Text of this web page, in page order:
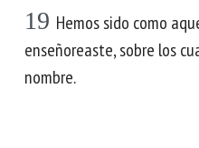
19 Hemos sido como
enseñoreaste, sobre los
nombre.